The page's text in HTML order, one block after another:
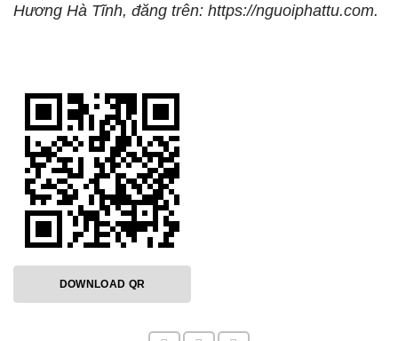
Hương Hà Tĩnh, đăng trên: https://nguoiphattu.com.
DOWNLOAD QR